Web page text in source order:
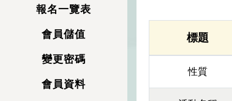
報名一覽表
會員儲值
變更密碼
會員資料
標題
性質